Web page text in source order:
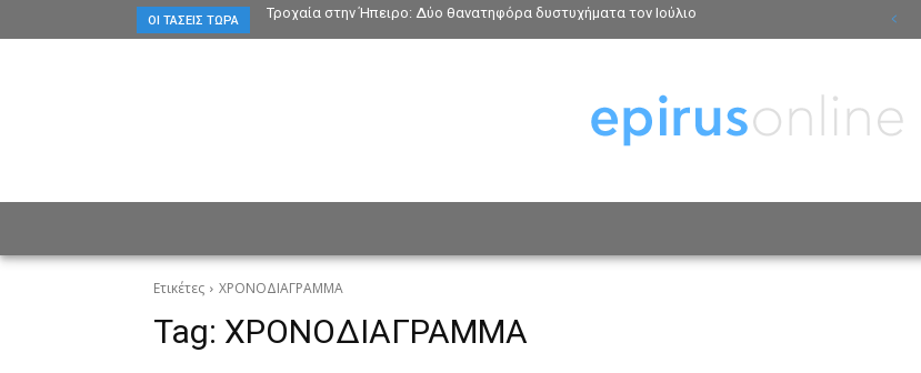
ΟΙ ΤΆΣΕΙΣ ΤΏΡΑ Τροχαία στην Ήπειρο: Δύο θανατηφόρα δυστυχήματα τον Ιούλιο
Ετικέτες ΧΡΟΝΟΔΙΑΓΡΑΜΜΑ
Tag: ΧΡΟΝΟΔΙΑΓΡΑΜΜΑ